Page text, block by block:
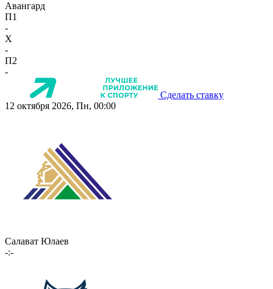
Авангард
П1
-
X
-
П2
-
Сделать ставку
12 октября 2026, Пн, 00:00
Салават Юлаев
-:-